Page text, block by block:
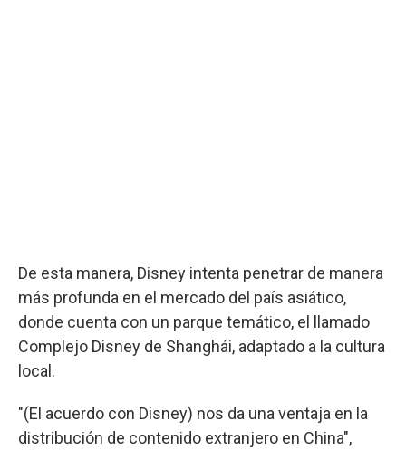
De esta manera, Disney intenta penetrar de manera
más profunda en el mercado del país asiático,
donde cuenta con un parque temático, el llamado
Complejo Disney de Shanghái, adaptado a la cultura
local.
"(El acuerdo con Disney) nos da una ventaja en la
distribución de contenido extranjero en China",